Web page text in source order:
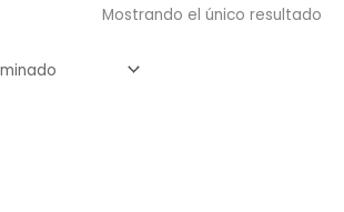
Mostrando el único resultado